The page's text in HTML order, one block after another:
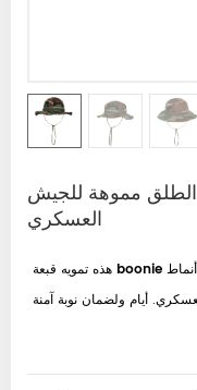
الطلق مموهة للجيش
العسكري
هذه تمويه